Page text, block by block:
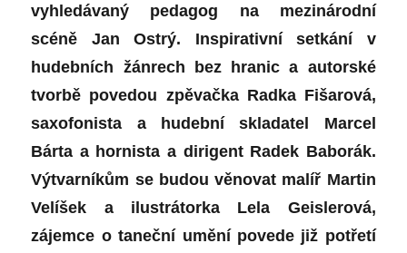
vyhledávaný pedagog na mezinárodní
scéně Jan Ostrý. Inspirativní setkání v
hudebních žánrech bez hranic a autorské
tvorbě povedou zpěvačka Radka Fišarová,
saxofonista a hudební skladatel Marcel
Bárta a hornista a dirigent Radek Baborák.
Výtvarníkům se budou věnovat malíř Martin
Velíšek a ilustrátorka Lela Geislerová,
zájemce o taneční umění povede již potřetí